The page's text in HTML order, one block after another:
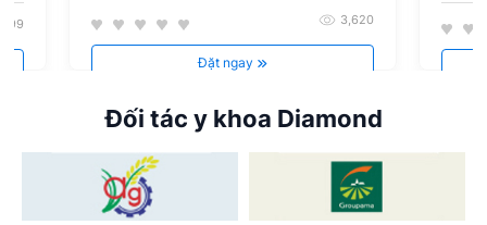
999 3,620
Đặt ngay
Đối tác y khoa Diamond